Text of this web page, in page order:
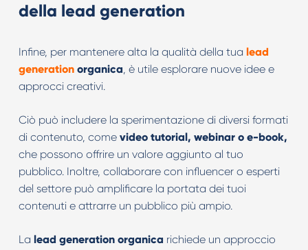
della lead generation
Infine, per mantenere alta la qualità della tua lead
generationorganica, è utile esplorare nuove idee e
approcci creativi.
Ciò può includere la sperimentazione di diversi formati
di contenuto, come video tutorial, webinar o e-book,
che possono offrire un valore aggiunto al tuo
pubblico. Inoltre, collaborare con influencer o esperti
del settore può amplificare la portata dei tuoi
contenuti e attrarre un pubblico più ampio.
La lead generation organica richiede un approccio